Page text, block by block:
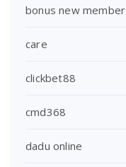
bonus new member
care
clickbet88
cmd368
dadu online